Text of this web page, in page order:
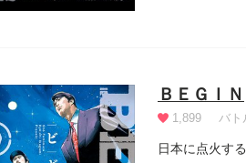
ＢＥＧＩＮ
1,899 バト
日本に点火す